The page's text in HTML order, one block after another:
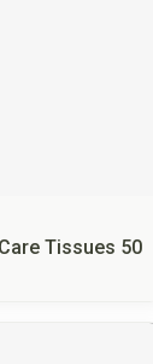
Tissues 50